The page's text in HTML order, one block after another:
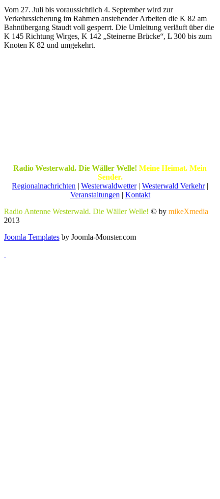
Vom 27. Juli bis voraussichtlich 4. September wird zur
Verkehrssicherung im Rahmen anstehender Arbeiten die K 82 am
Bahnübergang Staudt voll gesperrt. Die Umleitung verläuft über die
K 145 Richtung Wirges, K 142 „Steinerne Brücke“, L 300 bis zum
Knoten K 82 und umgekehrt.
Radio Westerwald. Die Wäller Welle! Meine Heimat. Mein
Sender.
Regionalnachrichten | Westerwaldwetter| Westerwald Verkehr|
Veranstaltungen | Kontakt
Radio Antenne Westerwald. Die Wäller Welle! © by mikeXmedia
2013
Joomla Templates by Joomla-Monster.com